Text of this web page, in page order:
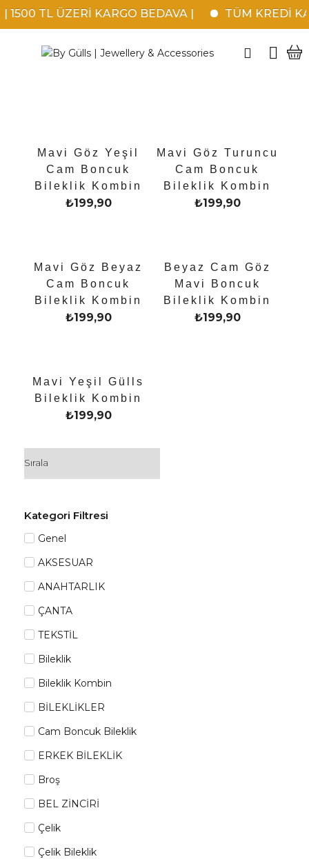
TL ÜZERİ KARGO BEDAVA | TÜM KREDİ
Mavi Göz Yeşil
Cam Boncuk
Bileklik Kombin
₺199,90
Mavi Göz Turuncu
Cam Boncuk
Bileklik Kombin
₺199,90
Mavi Göz Beyaz
Cam Boncuk
Bileklik Kombin
₺199,90
Beyaz Cam Göz
Mavi Boncuk
Bileklik Kombin
₺199,90
Mavi Yeşil Gülls
Bileklik Kombin
₺199,90
Kategori Filtresi
Genel
AKSESUAR
ANAHTARLIK
ÇANTA
TEKSTİL
Bileklik
Bileklik Kombin
BİLEKLİKLER
Cam Boncuk Bileklik
ERKEK BİLEKLİK
Broş
BEL ZİNCİRİ
Çelik
Çelik Bileklik